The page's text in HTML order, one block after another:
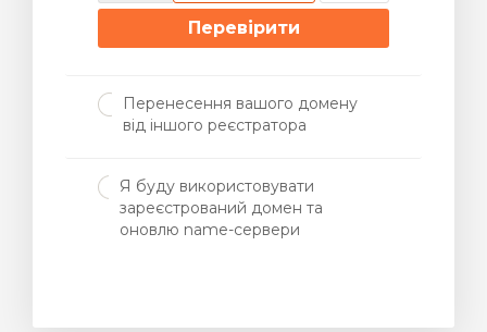
Перевірити
Перенесення вашого домену
від іншого реєстратора
Я буду використовувати
зареєстрований домен та
оновлю name-сервери